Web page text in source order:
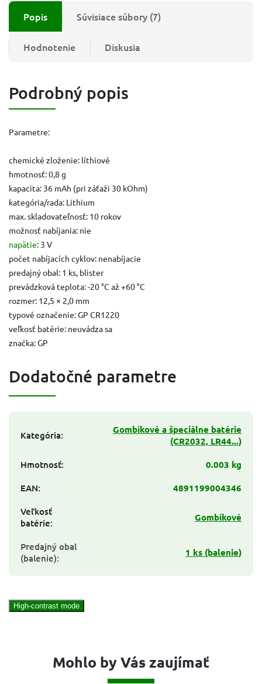
Popis Súvisiace súbory (7)
Hodnotenie Diskusia
Podrobný popis
Parametre:
chemické zloženie: líthiové
hmotnosť: 0,8 g
kapacita: 36 mAh (pri záťaži 30 kOhm)
kategória/rada: Lithium
max. skladovateľnosť: 10 rokov
možnosť nabíjania: nie
napätie: 3 V
počet nabíjacích cyklov: nenabíjacie
predajný obal: 1 ks, blister
prevádzková teplota: -20 °C až +60 °C
rozmer: 12,5 × 2,0 mm
typové označenie: GP CR1220
veľkosť batérie: neuvádza sa
značka: GP
Dodatočné parametre
Kategória:
Gombíkové a špeciálne batérie
(CR2032, LR44...)
Hmotnosť:
0.003 kg
EAN:
4891199004346
Veľkosť
batérie: Gombíkové
Predajný obal
(balenie): 1 ks (balenie)
High-contrast mode
Mohlo by Vás zaujímať